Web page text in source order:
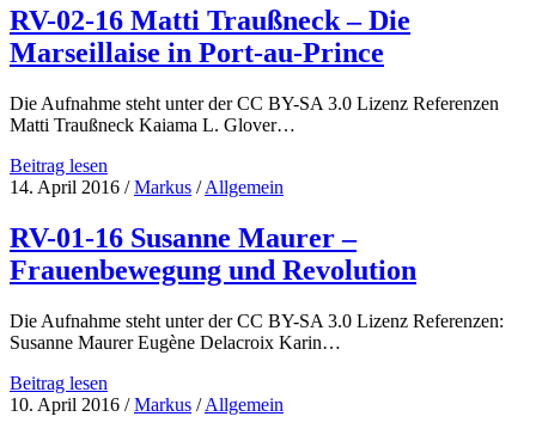
Kurdistans
Anke
Ortlepp
–
Lives
Matter:
und
in
den
USA
RV-02-16 Matti Traußneck – Die
Marseillaise in Port-au-Prince
Die Aufnahme steht unter der CC BY-SA 3.0 Lizenz Referenzen
Matti Traußneck Kaiama L. Glover…
Beitrag lesen
02-
Matti
Traußneck
–
Marseillaise
in
Prince
14. April 2016 /Markus /Allgemein
RV-01-16 Susanne Maurer –
Frauenbewegung und Revolution
Die Aufnahme steht unter der CC BY-SA 3.0 Lizenz Referenzen:
Susanne Maurer Eugène Delacroix Karin…
Beitrag lesen
01-
10. April 2016 /Markus /Allgemein